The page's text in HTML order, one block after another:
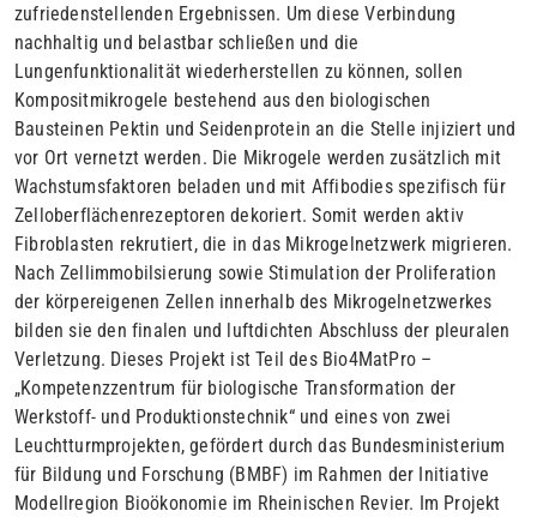
zufriedenstellenden Ergebnissen. Um diese Verbindung
nachhaltig und belastbar schließen und die
Lungenfunktionalität wiederherstellen zu können, sollen
Kompositmikrogele bestehend aus den biologischen
Bausteinen Pektin und Seidenprotein an die Stelle injiziert und
vor Ort vernetzt werden. Die Mikrogele werden zusätzlich mit
Wachstumsfaktoren beladen und mit Affibodies spezifisch für
Zelloberflächenrezeptoren dekoriert. Somit werden aktiv
Fibroblasten rekrutiert, die in das Mikrogelnetzwerk migrieren.
Nach Zellimmobilsierung sowie Stimulation der Proliferation
der körpereigenen Zellen innerhalb des Mikrogelnetzwerkes
bilden sie den finalen und luftdichten Abschluss der pleuralen
Verletzung. Dieses Projekt ist Teil des Bio4MatPro –
„Kompetenzzentrum für biologische Transformation der
Werkstoff- und Produktionstechnik“ und eines von zwei
Leuchtturmprojekten, gefördert durch das Bundesministerium
für Bildung und Forschung (BMBF) im Rahmen der Initiative
Modellregion Bioökonomie im Rheinischen Revier. Im Projekt